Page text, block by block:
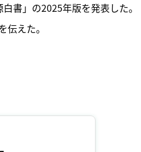
書」の2025年版を発表した。
えた。